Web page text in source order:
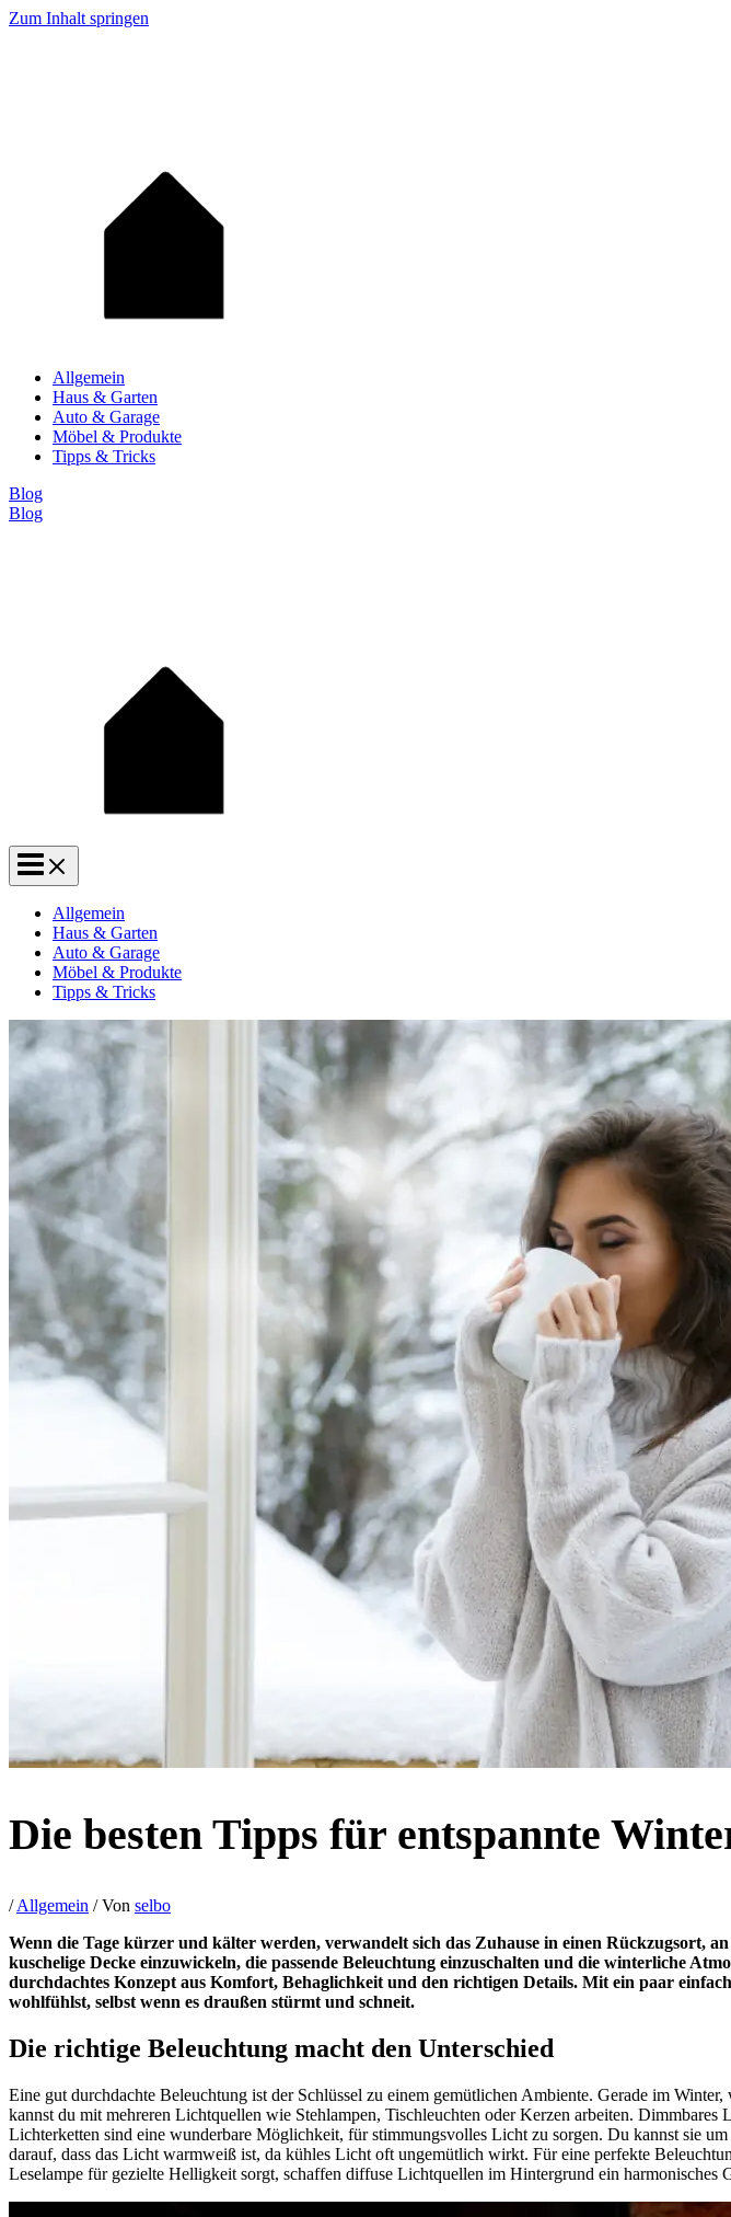
Zum Inhalt springen
Allgemein
Haus & Garten
Auto & Garage
Möbel & Produkte
Tipps & Tricks
Blog
Blog
Allgemein
Haus & Garten
Auto & Garage
Möbel & Produkte
Tipps & Tricks
Die besten Tipps für entspannte
/Allgemein / Von selbo
Wenn die Tage kürzer und kälter werden, verwandelt sich das Zuhause in einen Rückzugsort,
kuschelige Decke einzuwickeln, die passende Beleuchtung einzuschalten und die winterliche
durchdachtes Konzept aus Komfort, Behaglichkeit und den richtigen Details. Mit ein paar
wohlfühlst, selbst wenn es draußen stürmt und schneit.
Die richtige Beleuchtung macht den Unterschied
Eine gut durchdachte Beleuchtung ist der Schlüssel zu einem gemütlichen Ambiente. Gerade im
kannst du mit mehreren Lichtquellen wie Stehlampen, Tischleuchten oder Kerzen arbeiten.
Lichterketten sind eine wunderbare Möglichkeit, für stimmungsvolles Licht zu sorgen. Du kannst sie
darauf, dass das Licht warmweiß ist, da kühles Licht oft ungemütlich wirkt. Für eine perfekte
Leselampe für gezielte Helligkeit sorgt, schaffen diffuse Lichtquellen im Hintergrund ein